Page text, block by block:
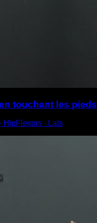
touchant les pieds
HipFlexors ∙ Lats